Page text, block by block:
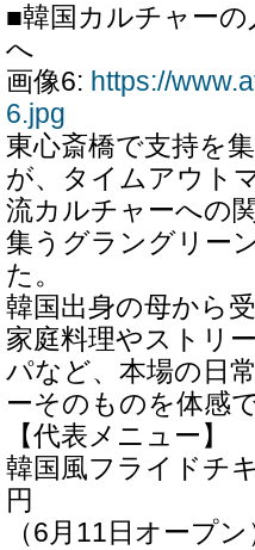
■韓国カルチャー
へ
画像6: https://
6.jpg
東心斎橋で支持を
が、タイムアウト
流カルチャーへの
集うグラングリー
た。
韓国出身の母から
家庭料理やストリ
パなど、本場の日
ーそのものを体感
【代表メニュー】
韓国風フライドチ
円
（6月11日オープン